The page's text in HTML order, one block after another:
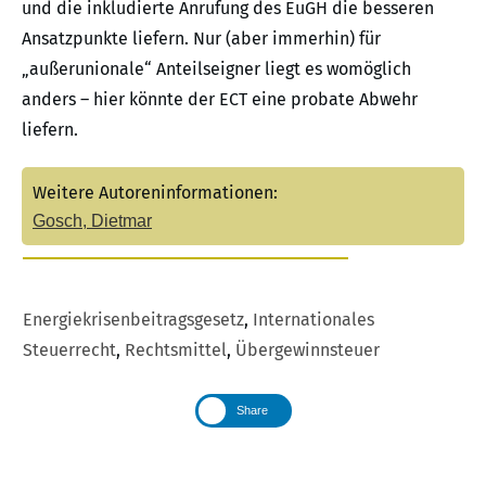
und die inkludierte Anrufung des EuGH die besseren
Ansatzpunkte liefern. Nur (aber immerhin) für
„außerunionale“ Anteilseigner liegt es womöglich
anders – hier könnte der ECT eine probate Abwehr
liefern.
Weitere Autoreninformationen:
Gosch, Dietmar
Energiekrisenbeitragsgesetz, Internationales
Steuerrecht, Rechtsmittel, Übergewinnsteuer
Share